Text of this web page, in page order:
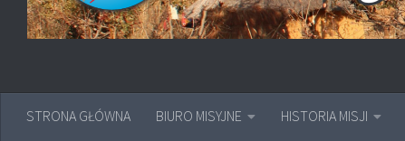
STRONA GŁÓWNA BIURO MISYJNE HISTORIA MISJI